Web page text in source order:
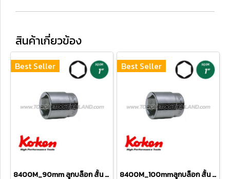
สินค้าเกี่ยวข้อง
Best Seller
8400M_90mm ลูกบล็อก สั้น 6P (SQ.DR 1") Hand Sockets
Best Seller
8400M_100mmลูกบล็อก สั้น 6P (SQ.DR 1") Hand Sockets